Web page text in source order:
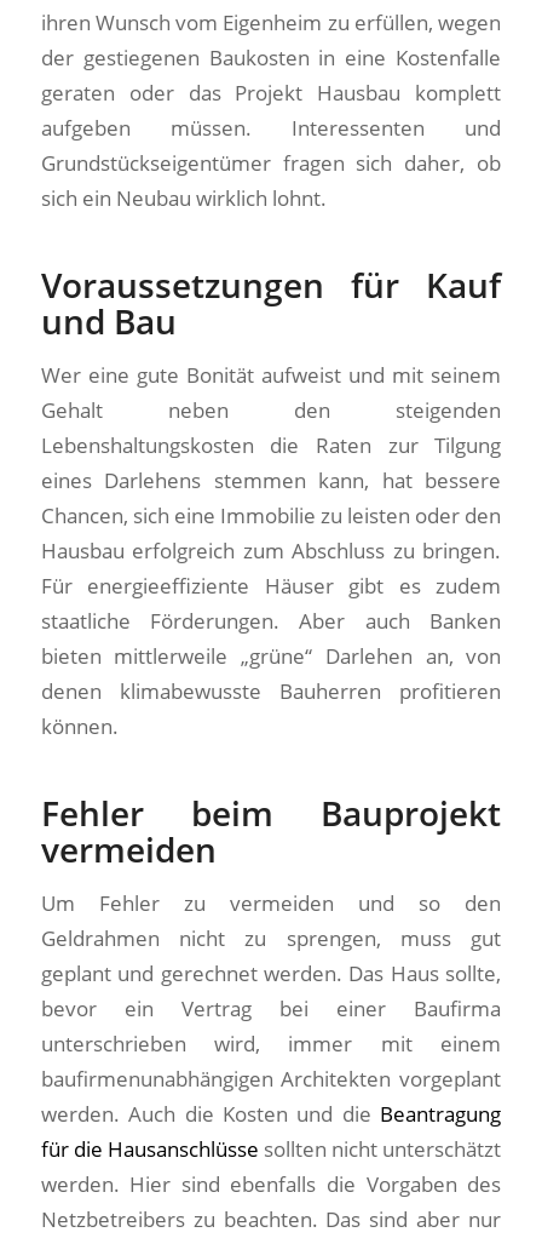
ihren Wunsch vom Eigenheim zu erfüllen, wegen
der gestiegenen Baukosten in eine Kostenfalle
geraten oder das Projekt Hausbau komplett
aufgeben müssen. Interessenten und
Grundstückseigentümer fragen sich daher, ob
sich ein Neubau wirklich lohnt.
Voraussetzungen für Kauf
und Bau
Wer eine gute Bonität aufweist und mit seinem
Gehalt neben den steigenden
Lebenshaltungskosten die Raten zur Tilgung
eines Darlehens stemmen kann, hat bessere
Chancen, sich eine Immobilie zu leisten oder den
Hausbau erfolgreich zum Abschluss zu bringen.
Für energieeffiziente Häuser gibt es zudem
staatliche Förderungen. Aber auch Banken
bieten mittlerweile „grüne“ Darlehen an, von
denen klimabewusste Bauherren profitieren
können.
Fehler beim Bauprojekt
vermeiden
Um Fehler zu vermeiden und so den
Geldrahmen nicht zu sprengen, muss gut
geplant und gerechnet werden. Das Haus sollte,
bevor ein Vertrag bei einer Baufirma
unterschrieben wird, immer mit einem
baufirmenunabhängigen Architekten vorgeplant
werden. Auch die Kosten und die Beantragung
für die Hausanschlüsse sollten nicht unterschätzt
werden. Hier sind ebenfalls die Vorgaben des
Netzbetreibers zu beachten. Das sind aber nur